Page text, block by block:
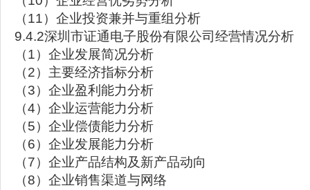
（11）企业投资兼并与重组分析
9.4.2深圳市证通电子股份有限公司经营情况分析
（1）企业发展简况分析
（2）主要经济指标分析
（3）企业盈利能力分析
（4）企业运营能力分析
（5）企业偿债能力分析
（6）企业发展能力分析
（7）企业产品结构及新产品动向
（8）企业销售渠道与网络